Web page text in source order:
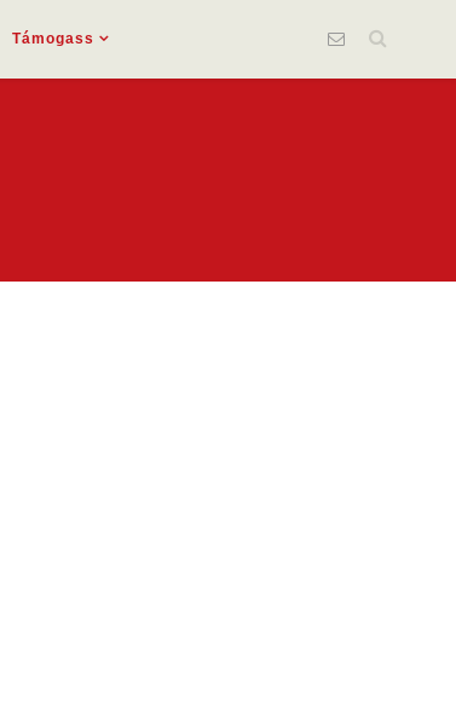
Támogass